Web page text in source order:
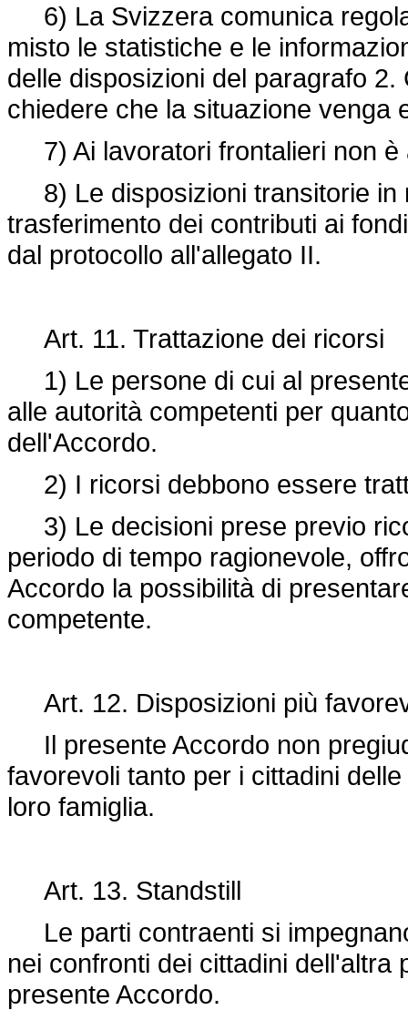
6) La Svizzera comunica
misto le statistiche e le
delle disposizioni del paragrafo
chiedere che la situazione venga
7) Ai lavoratori frontalieri non è
8) Le disposizioni transitorie in
trasferimento dei contributi ai
dal protocollo all'allegato II.
Art. 11. Trattazione dei ricorsi
1) Le persone di cui al
alle autorità competenti per
dell'Accordo.
2) I ricorsi debbono essere
3) Le decisioni prese previo
periodo di tempo ragionevole,
Accordo la possibilità di
competente.
Art. 12. Disposizioni più
Il presente Accordo non
favorevoli tanto per i cittadini
loro famiglia.
Art. 13. Standstill
Le parti contraenti si
nei confronti dei cittadini dell'altra
presente Accordo.